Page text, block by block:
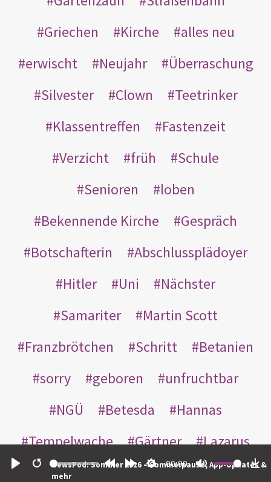
Restart
00:00
NewsPod: Sommer 2026 – Sommerpause, App-Updates &
mehr
Griechen
Kirche
alles neu
erwischt
Neujahr
Überraschung
Silvester
Clown
Teetrinker
Klassentreffen
Fastenzeit
Verzicht
früh
Schule
Senioren
loben
Bekennende Kirche
Gespräch
Botschafterin
Abschlussplädoyer
Hitler
Uni
Nächster
Samariter
Martin Scott
Franzbrötchen
Schritt
Betanien
sorry
geboren
unfruchtbar
NGÜ
Betesda
Hannas
Tempelwache
Gärtner
Lazarus
Gottes
Bote Nikodemus